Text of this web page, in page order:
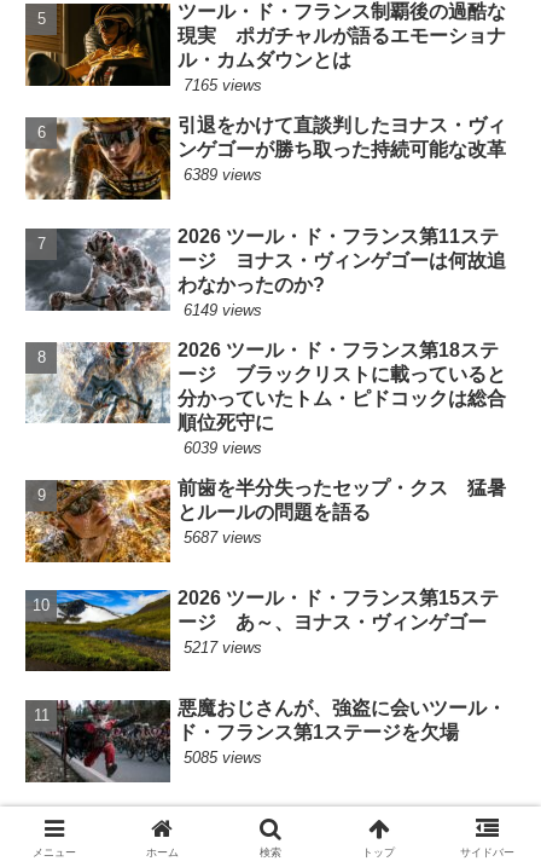
ツール・ド・フランス制覇後の過酷な
現実 ポガチャルが語るエモーショナ
ル・カムダウンとは
7165 views
引退をかけて直談判したヨナス・ヴィ
ンゲゴーが勝ち取った持続可能な改革
6389 views
2026 ツール・ド・フランス第11ステ
ージ ヨナス・ヴィンゲゴーは何故追
わなかったのか?
6149 views
2026 ツール・ド・フランス第18ステ
ージ ブラックリストに載っていると
分かっていたトム・ピドコックは総合
順位死守に
6039 views
前歯を半分失ったセップ・クス 猛暑
とルールの問題を語る
5687 views
2026 ツール・ド・フランス第15ステ
ージ あ～、ヨナス・ヴィンゲゴー
5217 views
悪魔おじさんが、強盗に会いツール・
ド・フランス第1ステージを欠場
5085 views
Red Bull - BORA - hansgroheのプリ
モッシュ・ログリッチが車にはねられ
メニュー ホーム 検索 トップ サイドバー